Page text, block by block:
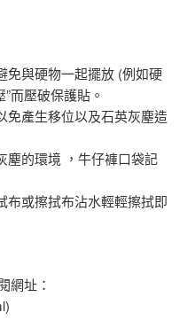
免與硬物一起擺放 (例如硬
而壓破保護貼。
免產生移位以及石英灰塵造
塵的環境 ，牛仔褲口袋記
布或擦拭布沾水輕輕擦拭即
網址：